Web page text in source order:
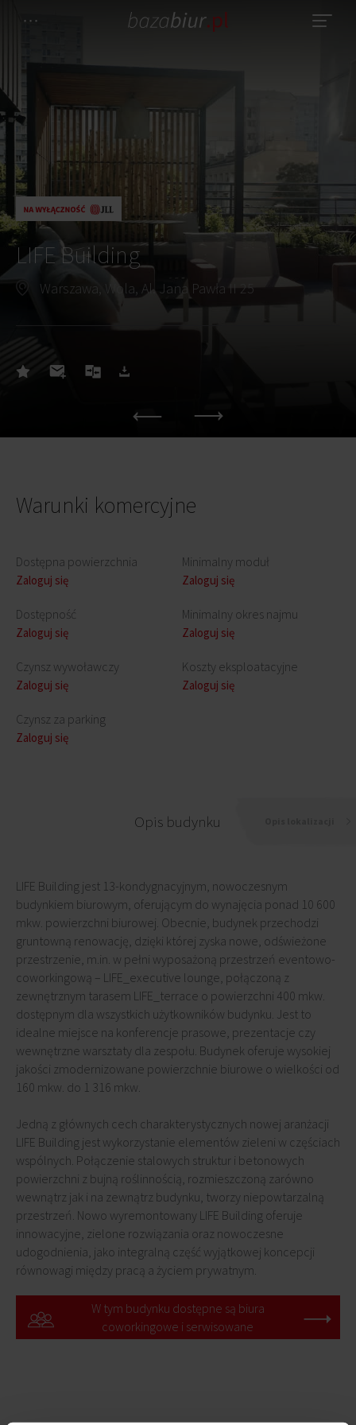
LIFE Building
Warszawa, Wola, Al. Jana Pawła II 25
Warunki komercyjne
Dostępna powierzchnia
Zaloguj się
Dostępność
Zaloguj się
Czynsz wywoławczy
Zaloguj się
Czynsz za parking
Zaloguj się
Minimalny moduł
Zaloguj się
Minimalny okres najmu
Zaloguj się
Koszty eksploatacyjne
Zaloguj się
Opis budynku
LIFE Building jest 13-kondygnacyjnym, nowoczesnym
budynkiem biurowym, oferującym do wynajęcia ponad 10 600
mkw. powierzchni biurowej. Obecnie, budynek przechodzi
gruntowną renowację, dzięki której zyska nowe, odświeżone
przestrzenie, m.in. w pełni wyposażoną przestrzeń eventowo-
coworkingową – LIFE_executive lounge, połączoną z
zewnętrznym tarasem LIFE_terrace o powierzchni 400 mkw.
dostępnym dla wszystkich użytkowników budynku. Jest to
idealne miejsce na konferencje prasowe, prezentacje czy
wewnętrzne warsztaty dla zespołu. Budynek oferuje wysokiej
jakości zmodernizowane powierzchnie biurowe o wielkości od
160 mkw. do 1 316 mkw.
Jedną z głównych cech charakterystycznych nowej aranżacji
LIFE Building jest wykorzystanie elementów zieleni w częściach
wspólnych. Połączenie stalowych struktur i betonowych
powierzchni z bujną roślinnością, rozmieszczoną zarówno
wewnątrz jak i na zewnątrz budynku, tworzy niepowtarzalną
przestrzeń. Nowo wyremontowany LIFE Building oferuje
innowacyjne, zielone rozwiązania oraz nowoczesne
udogodnienia, jako integralną część wyjątkowej koncepcji
równowagi między pracą a życiem prywatnym.
W tym budynku dostępne są biura
coworkingowe i serwisowane